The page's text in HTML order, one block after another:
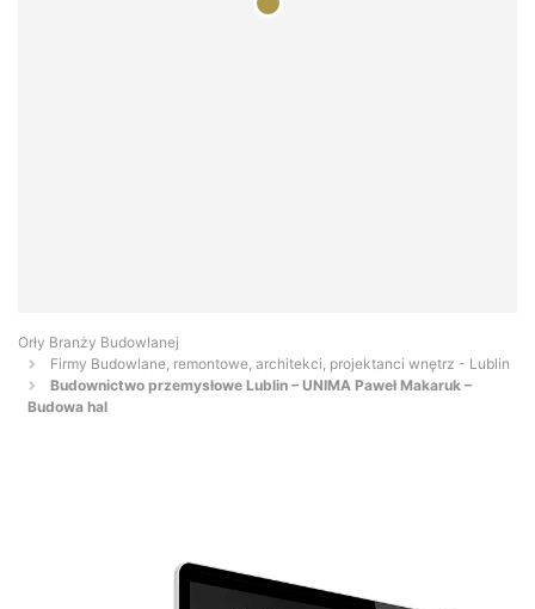
Orły Branży Budowlanej
Firmy Budowlane, remontowe, architekci, projektanci wnętrz - Lublin
Budownictwo przemysłowe Lublin – UNIMA Paweł Makaruk –
Budowa hal